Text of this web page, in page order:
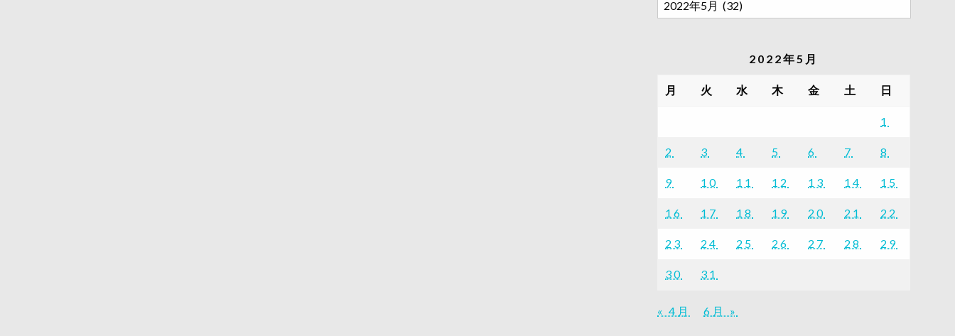
去
一
2022年5月
月 火 水 木 金 土 日
1
2 3 4 5 6 7 8
9 10 11 12 13 14 15
16 17 18 19 20 21 22
23 24 25 26 27 28 29
30 31
« 4月 6月 »